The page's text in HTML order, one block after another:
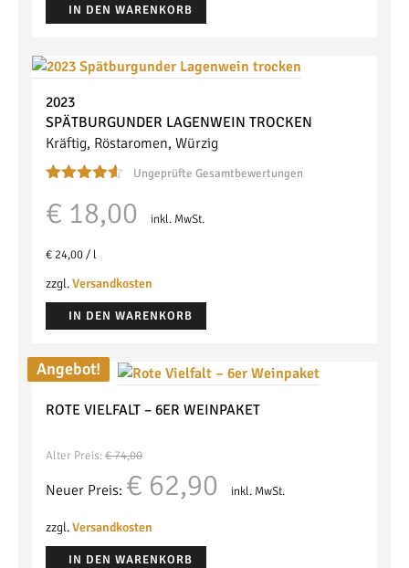
IN DEN WARENKORB
2023
SPÄTBURGUNDER LAGENWEIN TROCKEN
Kräftig, Röstaromen, Würzig
mit4.50
von 5
Ungeprüfte Gesamtbewertungen
€ 18,00 inkl. MwSt.
€ 24,00/ l
zzgl.Versandkosten
IN DEN WARENKORB
Angebot!
ROTE VIELFALT – 6ER WEINPAKET
Alter Preis:€74,00
Ursprünglicher
Preis
war:
€ 74,00
Neuer Preis: € 62,90
Preis
inkl. MwSt.
zzgl.Versandkosten
IN DEN WARENKORB